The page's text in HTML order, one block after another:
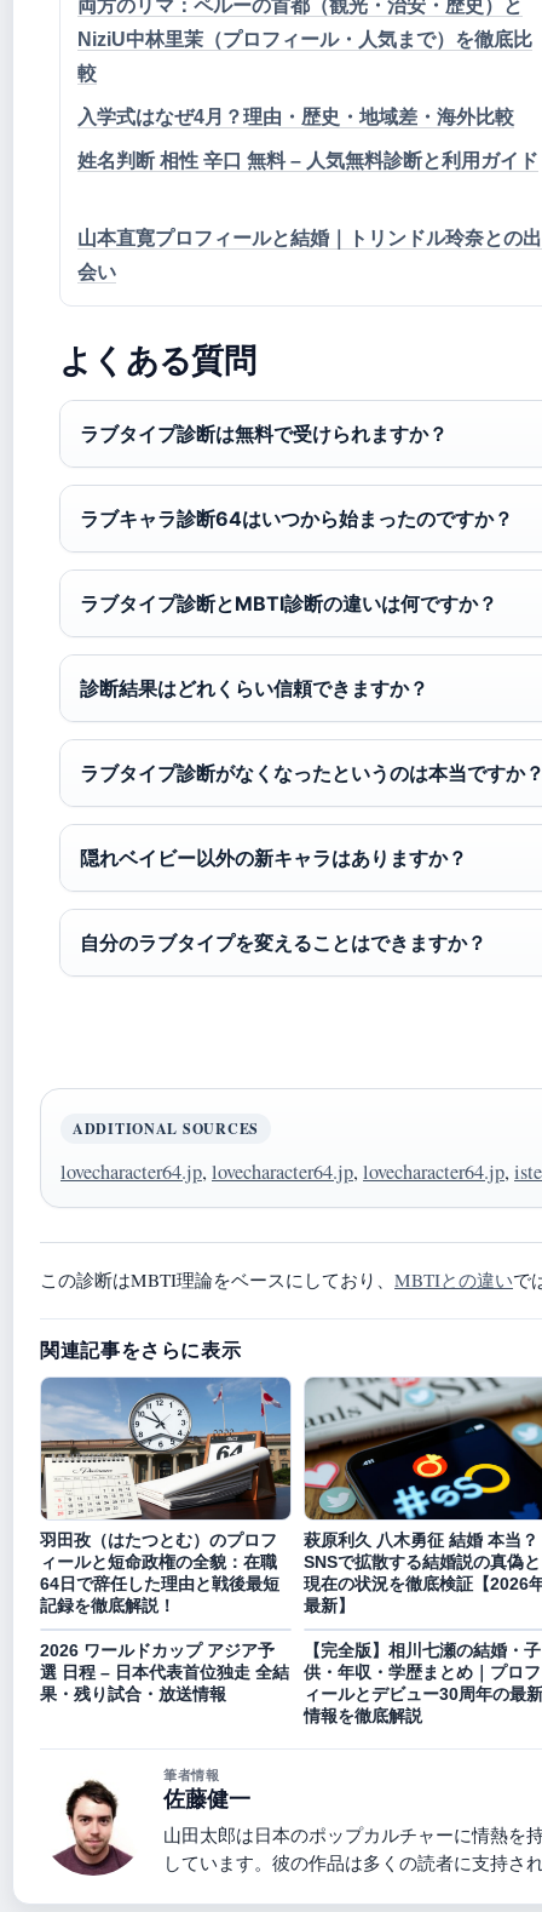
両方のリマ：ペルーの首都（観光・治安・歴史）と
NiziU中林里茉（プロフィール・人気まで）を徹底比
較
入学式はなぜ4月？理由・歴史・地域差・海外比較
姓名判断 相性 辛口 無料 – 人気無料診断と利用ガイド
山本直寛プロフィールと結婚｜トリンドル玲奈との出
会い
よくある質問
ラブタイプ診断は無料で受けられますか？
ラブキャラ診断64はいつから始まったのですか？
ラブタイプ診断とMBTI診断の違いは何ですか？
診断結果はどれくらい信頼できますか？
ラブタイプ診断がなくなったというのは本当ですか
隠れベイビー以外の新キャラはありますか？
自分のラブタイプを変えることはできますか？
ADDITIONAL SOURCES
lovecharacter64.jp, lovecharacter64.jp, lovecharacter64.jp,
この診断はMBTI理論をベースにしており、 MBTIとの違いで
関連記事をさらに表示
羽田孜（はたつとむ）のプロフ
ィールと短命政権の全貌：在職
64日で辞任した理由と戦後最短
記録を徹底解説！
萩原利久 八木勇征 結婚 本当？
SNSで拡散する結婚説の真偽と
現在の状況を徹底検証【2026
最新】
2026 ワールドカップ アジア予
選 日程 – 日本代表首位独走 全結
果・残り試合・放送情報
【完全版】相川七瀬の結婚・子
供・年収・学歴まとめ｜プロフ
ィールとデビュー30周年の最新
情報を徹底解説
筆者情報
佐藤健一
山田太郎は日本のポップカルチャーに情熱を
しています。彼の作品は多くの読者に支持さ